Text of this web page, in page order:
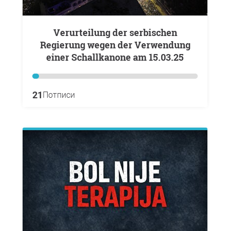
Verurteilung der serbischen
Regierung wegen der Verwendung
einer Schallkanone am 15.03.25
21 Потписи